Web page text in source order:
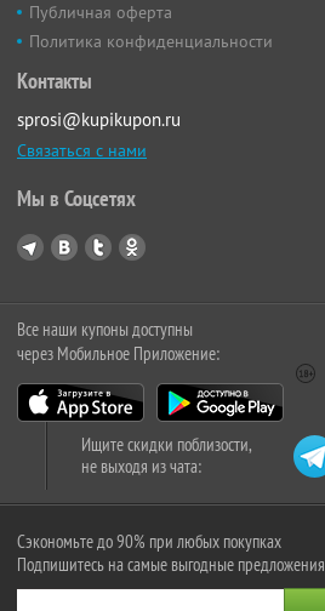
Публичная оферта
Политика конфиденциальности
Контакты
sprosi@kupikupon.ru
Связаться с нами
Мы в Соцсетях
Все наши купоны доступны
через Мобильное Приложение:
Ищите скидки поблизости,
не выходя из чата:
Сэкономьте до 90% при любых покупках
Подпишитесь на самые выгодные предложения